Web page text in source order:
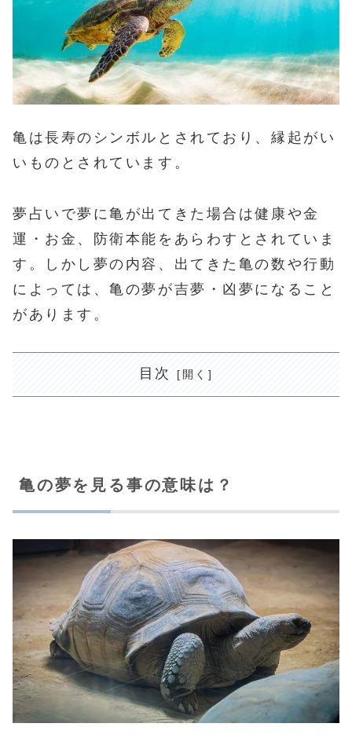
亀は長寿のシンボルとされており、縁起がい
いものとされています。
夢占いで夢に亀が出てきた場合は健康や金
運・お金、防衛本能をあらわすとされていま
す。しかし夢の内容、出てきた亀の数や行動
によっては、亀の夢が吉夢・凶夢になること
があります。
目次
亀の夢を見る事の意味は？